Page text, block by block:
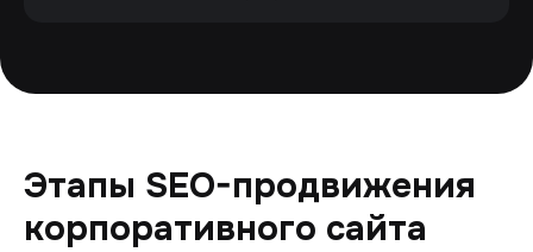
Этапы SEO-продвижения
корпоративного сайта